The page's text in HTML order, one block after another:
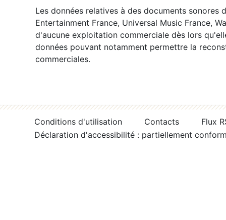
Les données relatives à des documents sonores
Entertainment France, Universal Music France,
d'aucune exploitation commerciale dès lors
données pouvant notamment permettre la
commerciales.
Conditions d'utilisation Contacts
Flux
Déclaration d'accessibilité : partiellement